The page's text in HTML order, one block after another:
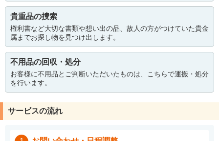
貴重品の捜索
権利書など大切な書類や想い出の品、故人の方がつけていた貴金
属までお探し物を見つけ出します。
不用品の回収・処分
お客様に不用品とご判断いただいたものは、こちらで運搬・処分
を行います。
サービスの流れ